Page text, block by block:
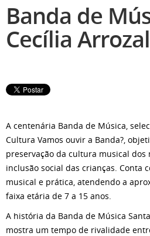
Banda de
Cecília
A centenária Banda de Música,
Cultura Vamos ouvir a Banda?,
preservação da cultura musical dos
inclusão social das crianças. Conta
musical e prática, atendendo a
faixa etária de 7 a 15 anos.
A história da Banda de Música
mostra um tempo de rivalidade